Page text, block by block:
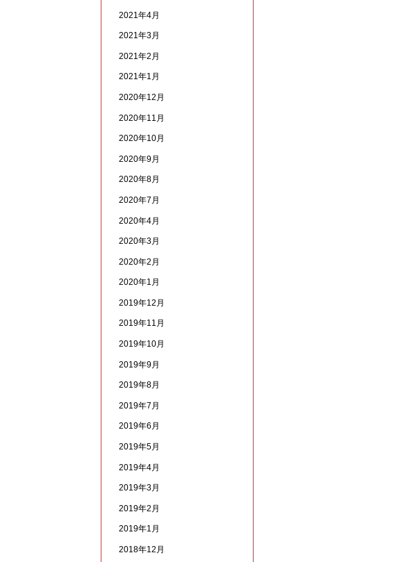
2021年4月
2021年3月
2021年2月
2021年1月
2020年12月
2020年11月
2020年10月
2020年9月
2020年8月
2020年7月
2020年4月
2020年3月
2020年2月
2020年1月
2019年12月
2019年11月
2019年10月
2019年9月
2019年8月
2019年7月
2019年6月
2019年5月
2019年4月
2019年3月
2019年2月
2019年1月
2018年12月